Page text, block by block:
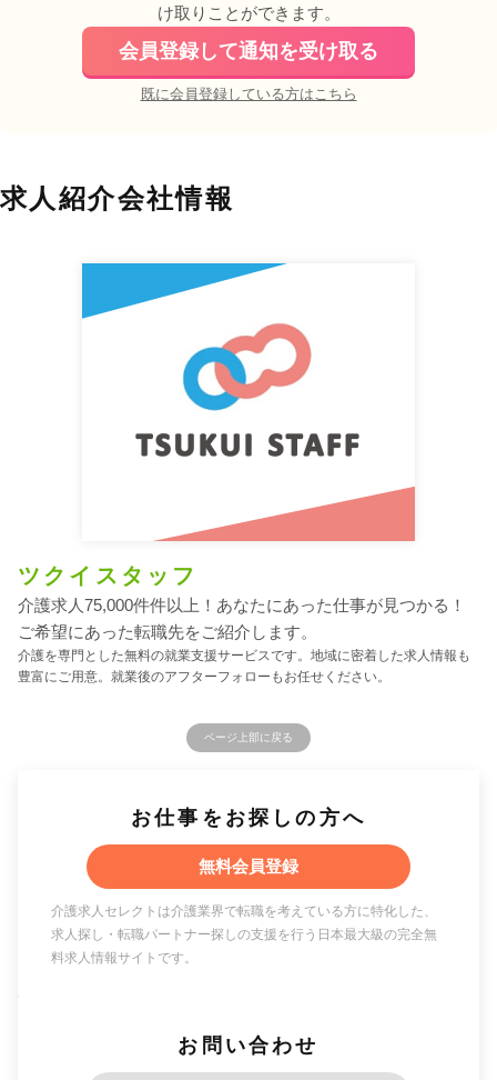
け取りことができます。
会員登録して通知を受け取る
既に会員登録している方はこちら
求人紹介会社情報
ツクイスタッフ
介護求人75,000件件以上！あなたにあった仕事が見つかる！
ご希望にあった転職先をご紹介します。
介護を専門とした無料の就業支援サービスです。地域に密着した求人情報も
豊富にご用意。就業後のアフターフォローもお任せください。
ページ上部に戻る
お仕事をお探しの方へ
無料会員登録
介護求人セレクトは介護業界で転職を考えている方に特化した、
求人探し・転職パートナー探しの支援を行う日本最大級の完全無
料求人情報サイトです。
お問い合わせ